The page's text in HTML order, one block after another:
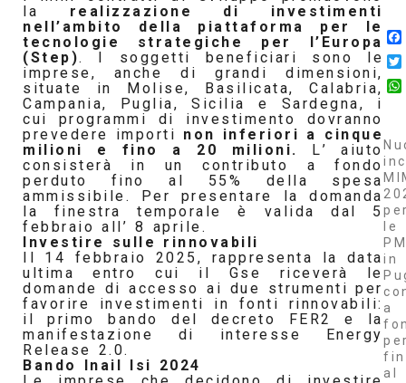
la realizzazione di investimenti
nell’ambito della piattaforma per le
tecnologie strategiche per l’Europa
(Step). I soggetti beneficiari sono le
imprese, anche di grandi dimensioni,
situate in Molise, Basilicata, Calabria,
Campania, Puglia, Sicilia e Sardegna, i
cui programmi di investimento dovranno
prevedere importi non inferiori a cinque
milioni e fino a 20 milioni.
L’ aiuto
consisterà in un contributo a fondo
perduto fino al 55% della spesa
ammissibile. Per presentare la domanda
la finestra temporale è valida dal 5
febbraio all’ 8 aprile.
Investire sulle rinnovabili
Il 14 febbraio 2025, rappresenta la data
ultima entro cui il Gse riceverà le
domande di accesso ai due strumenti per
favorire investimenti in fonti rinnovabili:
il primo bando del decreto FER2 e la
manifestazione di interesse Energy
Release 2.0.
Bando Inail Isi 2024
le
in
a
al